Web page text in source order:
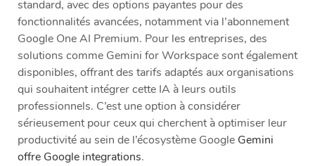
standard, avec des options payantes pour des
fonctionnalités avancées, notamment via l’abonnement
Google One AI Premium. Pour les entreprises, des
solutions comme Gemini for Workspace sont également
disponibles, offrant des tarifs adaptés aux organisations
qui souhaitent intégrer cette IA à leurs outils
professionnels. C’est une option à considérer
sérieusement pour ceux qui cherchent à optimiser leur
productivité au sein de l’écosystème Google Gemini
offre Google integrations.